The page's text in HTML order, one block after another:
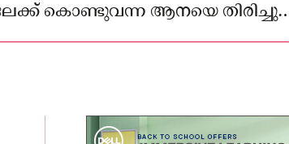
കൊണ്ടുവന്ന ആനയെ തിരിച്ചു
നിന്നും ഇറക്കുന്ന